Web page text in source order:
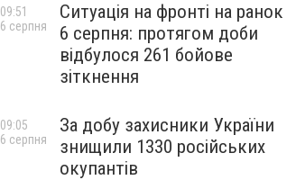
Ситуація на фронті на ранок
6 серпня: протягом доби
відбулося 261 бойове
зіткнення
09:51
6 серпня
За добу захисники України
знищили 1330 російських
окупантів
09:05
6 серпня